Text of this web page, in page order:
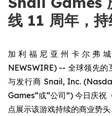
线 11 周年，
加利福尼亚州卡尔弗城
NEWSWIRE) -- 全球领先的
与发行商 Snail, Inc.
Games”或“公司”) 今日庆祝
点展示该游戏持续的商业势